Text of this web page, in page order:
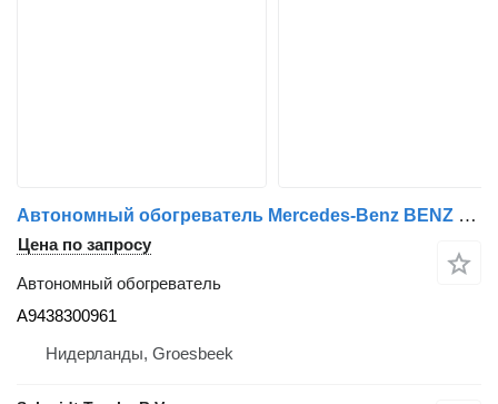
Автономный обогреватель Mercedes-Benz BENZ CARGO A 943 830 09 61 A9438300961 для грузовика
Цена по запросу
Автономный обогреватель
A9438300961
Нидерланды, Groesbeek